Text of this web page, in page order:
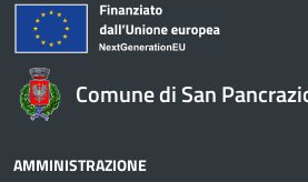
Comune di San
AMMINISTRAZIONE